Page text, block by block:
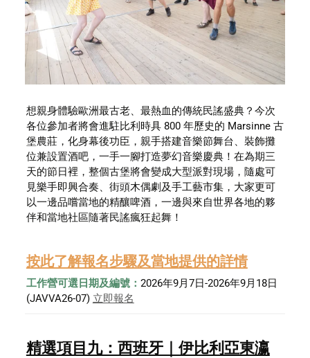
想親身體驗歐洲最古老、最熱血的傳統民謠盛典？今次
各位參加者將會進駐比利時具 800 年歷史的 Marsinne 古
堡農莊，化身幕後功臣，親手搭建音樂節舞台、裝飾攤
位兼設置酒吧，一手一腳打造夢幻音樂慶典！在為期三
天的節日裡，整個古堡將會變成大型派對現場，隨處可
見樂手即興合奏、街頭木偶劇及手工藝市集，大家更可
以一邊品嚐當地的精釀啤酒，一邊與來自世界各地的夥
伴和當地社區隨著民謠瘋狂起舞！
按此了解報名步驟及當地提供的詳情
工作營可選日期及編號： 2026年9月7日-2026年9月18日
(JAVVA26-07) 立即報名
精選項目九：西班牙｜伊比利亞東瀛